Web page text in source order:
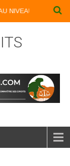
NIVEAU DU MENU